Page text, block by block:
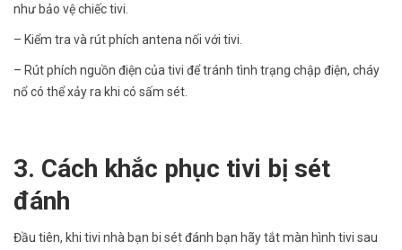
như bảo vệ chiếc tivi.
– Kiểm tra và rút phích antena nối với tivi.
– Rút phích nguồn điện của tivi để tránh tình trạng chập điện, cháy
nổ có thể xảy ra khi có sấm sét.
3. Cách khắc phục tivi bị sét
đánh
Đầu tiên, khi tivi nhà bạn bi sét đánh bạn hãy tắt màn hình tivi sau